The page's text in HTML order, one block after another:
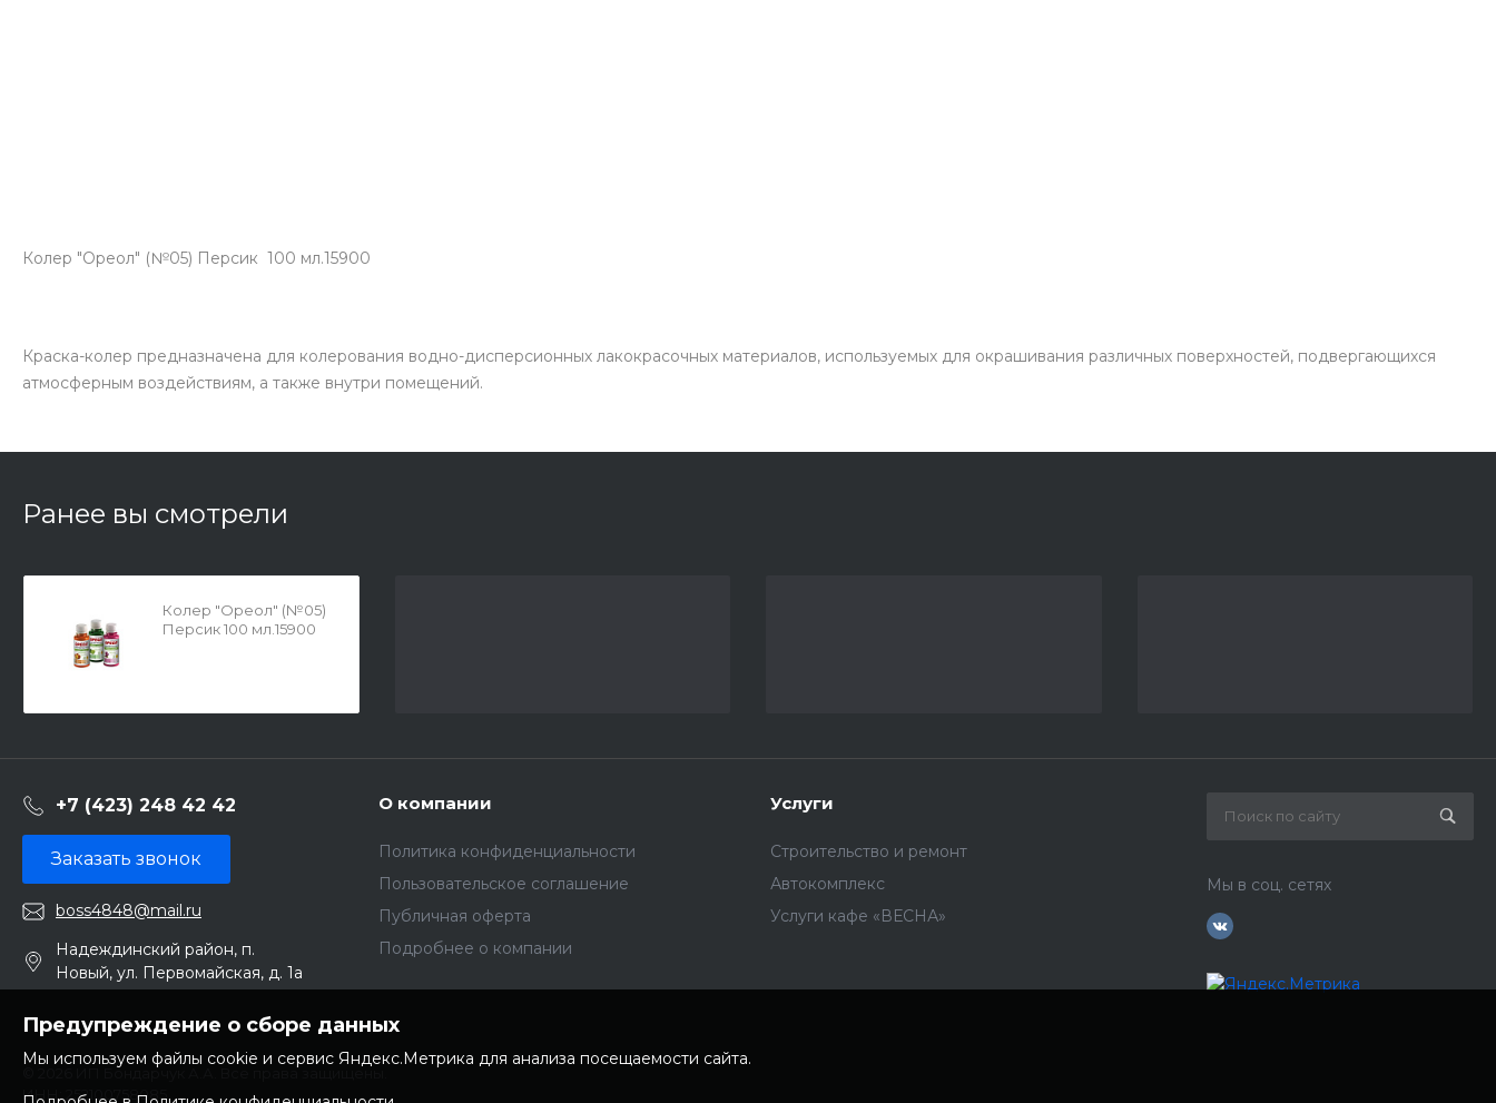
Колер "Ореол" (№05) Персик 100 мл.15900
Краска-колер предназначена для колерования водно-дисперсионных лакокрасочных материалов, используемых для окрашивания различных поверхностей, подвергающихся
атмосферным воздействиям, а также внутри помещений.
Ранее вы смотрели
Колер "Ореол" (№05)
Персик 100 мл.15900
+7 (423) 248 42 42
Заказать звонок
boss4848@mail.ru
Надеждинский район, п.
Новый, ул. Первомайская, д. 1а
О компании
Политика конфиденциальности
Пользовательское соглашение
Публичная оферта
Подробнее о компании
Услуги
Строительство и ремонт
Автокомплекс
Услуги кафе «ВЕСНА»
Мы в соц. сетях
© 2026 ИП Бондарчук А.А. Все права защищены.
ИНН: 252100758085
Предупреждение о сборе данных
Мы используем файлы cookie и сервис Яндекс.Метрика для анализа посещаемости сайта.